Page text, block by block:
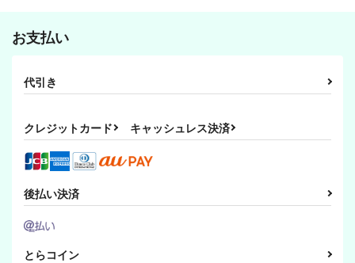
ぱらのいあいずむ
サスケ×ナルト
作品詳細 作品詳細
お支払い
代引き
クレジットカード キャッシュレス決済
後払い決済
とらコイン